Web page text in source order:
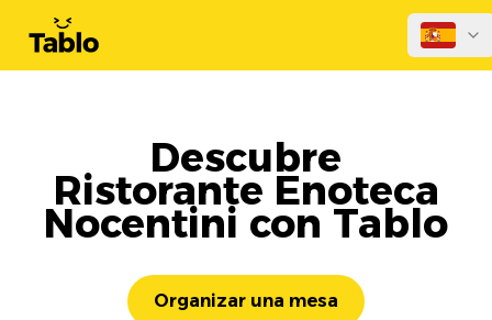
Descubre
Ristorante Enoteca
Nocentini con Tablo
Organizar una mesa